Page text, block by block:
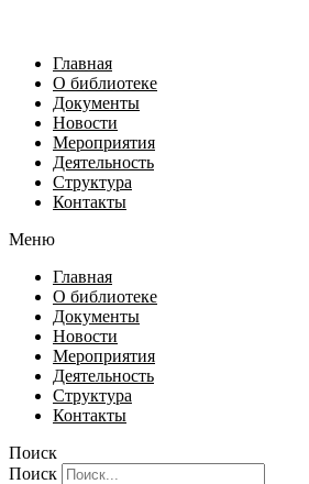
Главная
О библиотеке
Документы
Новости
Мероприятия
Деятельность
Структура
Контакты
Меню
Главная
О библиотеке
Документы
Новости
Мероприятия
Деятельность
Структура
Контакты
Поиск
Поиск